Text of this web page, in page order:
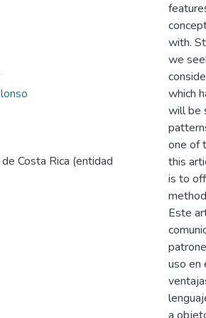
Costa Rica (entidad
with.
we
which
will be
one of
this
is to
Este
uso en